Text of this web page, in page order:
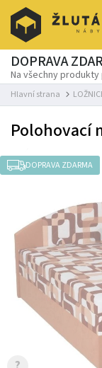
DOPRAVA
Na všechny produkty
Hlavní strana
Polohovací
DOPRAVA ZDARMA